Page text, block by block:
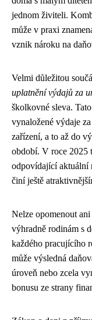
jednom živiteli.
může v praxi
vznik nároku na
Velmi důležitou
uplatnění výdajů za
školkovné sleva.
vynaložené výdaje
zařízení, a to až do
období. V roce 2025
odpovídající aktuální
činí ještě
Nelze opomenout ani
výhradně rodinám s
každého pracujícího
může výsledná
úroveň nebo zcela
bonusu ze strany